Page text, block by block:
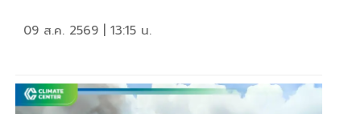
09 ส.ค. 2569 | 13:15 น.